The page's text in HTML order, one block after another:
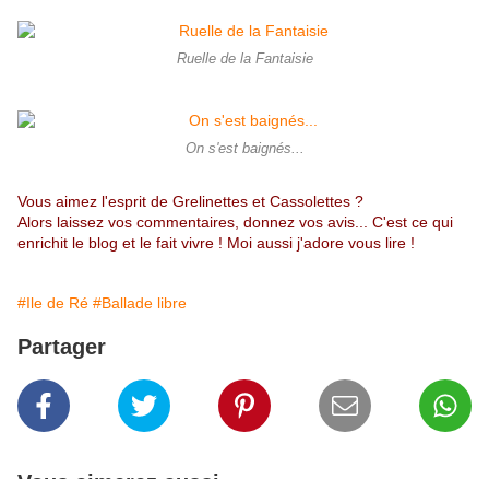
Ruelle de la Fantaisie
On s'est baignés...
Vous aimez l'esprit de Grelinettes et Cassolettes ?
Alors laissez vos commentaires, donnez vos avis... C'est ce qui
enrichit le blog et le fait vivre ! Moi aussi j'adore vous lire !
#Ile de Ré #Ballade libre
Partager